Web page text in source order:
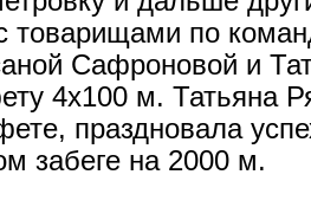
товарищами по
Сафроновой и
4х100 м. Татьяна
праздновала
забеге на 2000 м.